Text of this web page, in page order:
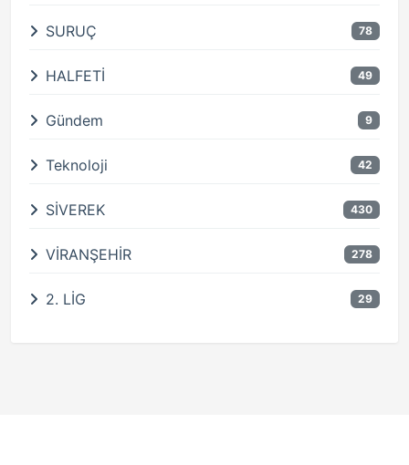
SURUÇ 78
HALFETİ 49
Gündem 9
Teknoloji 42
SİVEREK 430
VİRANŞEHİR 278
2. LİG 29